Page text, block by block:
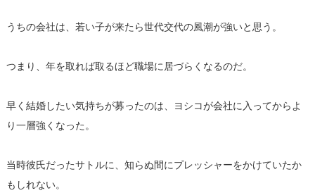
うちの会社は、若い子が来たら世代交代の風潮が強いと思う。
つまり、年を取れば取るほど職場に居づらくなるのだ。
早く結婚したい気持ちが募ったのは、
ヨシコが会社に入ってからよ
り一層強くなった。
当時彼氏だったサトルに、 知らぬ間にプレッシャーをかけていたか
もしれない。